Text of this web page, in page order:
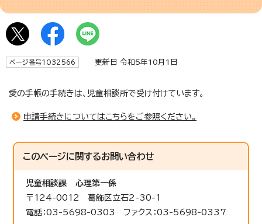
ページ番号1032566 更新日 令和5年10月1日
愛の手帳の手続きは、児童相談所で受け付けています。
申請手続きについてはこちらをご参照ください。
このページに関するお問い合わせ
児童相談課
心理第一係
〒124-0012 葛飾区立石2-30-1
電話：03-5698-0303 ファクス：03-5698-0337